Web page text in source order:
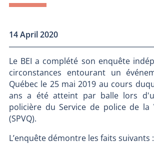
14 April 2020
Le BEI a complété son enquête
circonstances entourant un
Québec le 25 mai 2019 au cours
ans a été atteint par balle lors
policière du Service de police de la
(SPVQ).
L’enquête démontre les faits suivants :